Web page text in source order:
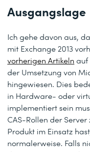
Ausgangslage
Ich gehe davon aus,
mit Exchange 2013
vorherigen Artikeln auf
der Umsetzung von
hingewiesen. Dies
in Hardware- oder
implementiert sein
CAS-Rollen der
Produkt im Einsatz
normalerweise. Falls